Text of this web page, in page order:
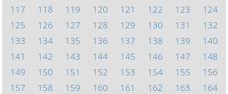
117
118 119 120 121 122 123
124
125
126 127 128 129 130 131
132
133
134 135 136 137 138 139
140
141
142 143 144 145 146 147
148
149
150 151 152 153 154 155
156
157
158 159 160 161 162 163
164